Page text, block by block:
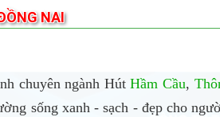
NAI
chuyên ngành HútHầm Cầu,
sống xanh - sạch - đẹp cho